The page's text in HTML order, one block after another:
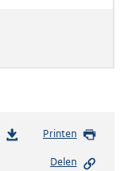
Printen
Delen